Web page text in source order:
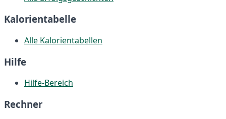
Kalorientabelle
Alle Kalorientabellen
Hilfe
Hilfe-Bereich
Rechner